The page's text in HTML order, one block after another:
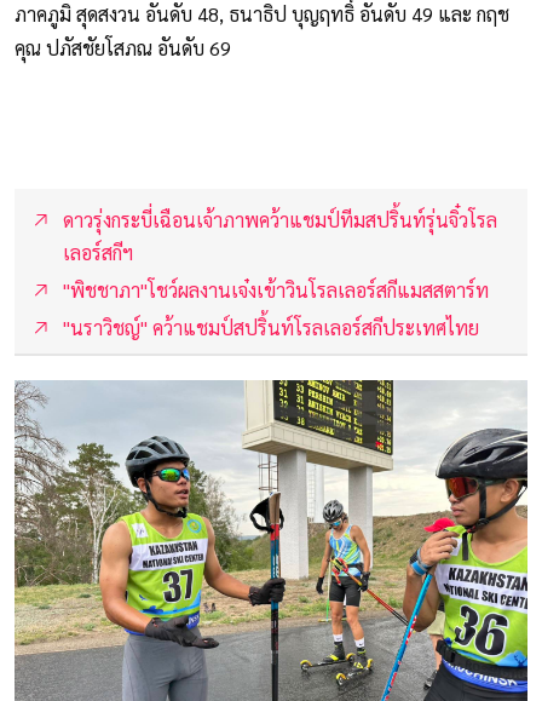
ภาคภูมิ สุดสงวน อันดับ 48, ธนาธิป บุญฤทธิ์ อันดับ 49 และ กฤช
คุณ ปภัสชัยโสภณ อันดับ 69
ดาวรุ่งกระบี่เฉือนเจ้าภาพคว้าแชมป์ทีมสปริ้นท์รุ่นจิ๋วโรล
เลอร์สกีฯ
"พิชชาภา"โชว์ผลงานเจ๋งเข้าวินโรลเลอร์สกีแมสสตาร์ท
"นราวิชญ์" คว้าแชมป์สปริ้นท์โรลเลอร์สกีประเทศไทย